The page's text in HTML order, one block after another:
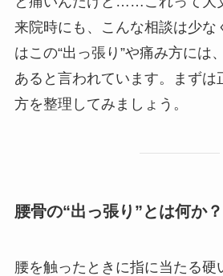
来院時にも、こんな相談は少な
はこの“出っ張り”や痛み方には
あると言われています。まずは
方を整理してみましょう。
腰骨の“出っ張り”とは何か？
腰を触ったときに指に当たる硬